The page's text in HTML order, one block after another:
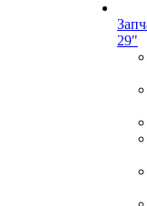
29"